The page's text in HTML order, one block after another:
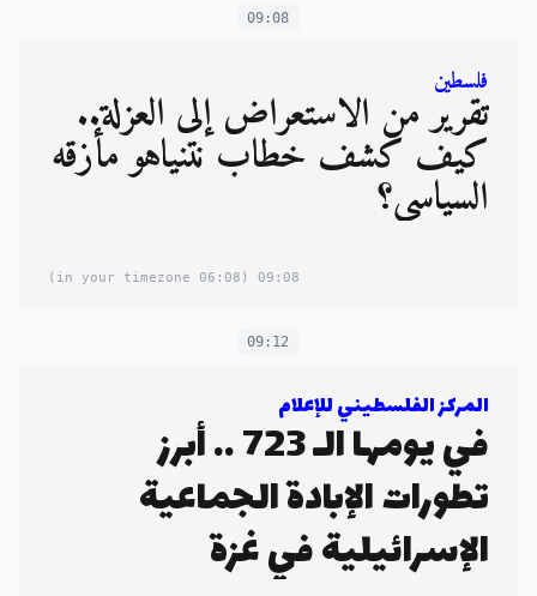
09:08
فلسطين
تقرير من الاستعراض إلى العزلة..
كيف كشف خطاب نتنياهو مأزقه
السياسي؟
09:08
(06:08 in your timezone)
09:12
المركز الفلسطيني للإعلام
في يومها الـ 723 .. أبرز
تطورات الإبادة الجماعية
الإسرائيلية في غزة